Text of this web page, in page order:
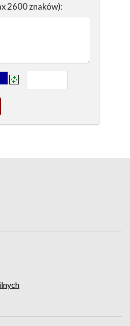
2600 znaków):
tekst z obrazka: